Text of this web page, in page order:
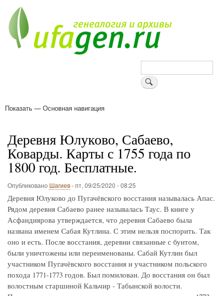
основному
содержанию
Поиск
Основная
Показать — Основная навигация
Деревня Юлуково, Сабаево,
Коварды. Карты с 1755 года по
1800 год. Бесплатные.
Опубликовано Шагиев-пт, 09/25/2020 - 08:25
Деревня Юлуково до Пугачёвского восстания называлась Апас.
Рядом деревня Сабаево ранее называлась Таус. В книге у
Асфандиярова утверждается, что деревня Сабаево была
названа именем Сабая Кутлина. С этим нельзя поспорить. Так
оно и есть. После восстания, деревни связанные с бунтом,
были уничтожены или переименованы. Сабай Кутлин был
участником Пугачёвского восстания и участником польского
похода 1771-1773 годов. Был помилован. До восстания он был
волостным старшиной Кальчир - Табынской волости.